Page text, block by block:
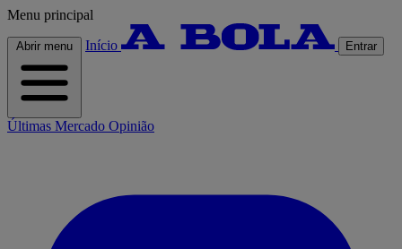
Menu principal
Abrir menu Início Entrar
Últimas Mercado Opinião